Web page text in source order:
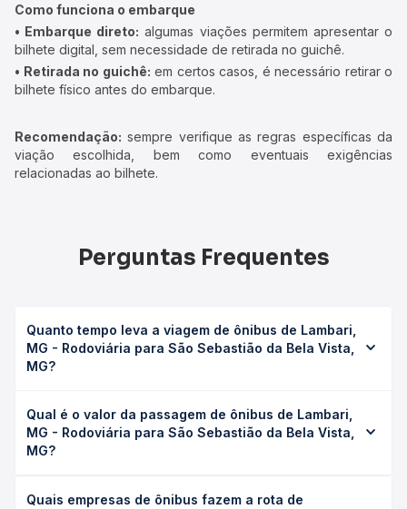
Como funciona o embarque
• Embarque direto: algumas viações permitem apresentar o
bilhete digital, sem necessidade de retirada no guichê.
• Retirada no guichê: em certos casos, é necessário retirar o
bilhete físico antes do embarque.
Recomendação: sempre verifique as regras específicas da
viação escolhida, bem como eventuais exigências
relacionadas ao bilhete.
Perguntas Frequentes
Quanto tempo leva a viagem de ônibus de Lambari,
MG - Rodoviária para São Sebastião da Bela Vista,
MG?
Sebastião da Bela Vista, MG leva em média 2h, podendo
variar conforme a viação, o tipo de serviço (convencional,
executivo ou leito) e as condições de tráfego. Na Quero
Qual é o valor da passagem de ônibus de Lambari,
MG - Rodoviária para São Sebastião da Bela Vista,
MG?
Rodoviária para São Sebastião da Bela Vista, MG custa em
Quais empresas de ônibus fazem a rota de